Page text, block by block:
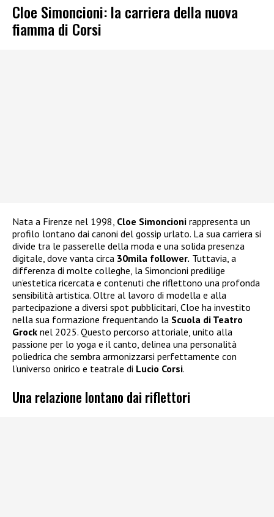
Cloe Simoncioni: la carriera della nuova
fiamma di Corsi
Nata a Firenze nel 1998, Cloe Simoncioni rappresenta un
profilo lontano dai canoni del gossip urlato. La sua carriera si
divide tra le passerelle della moda e una solida presenza
digitale, dove vanta circa 30mila follower. Tuttavia, a
differenza di molte colleghe, la Simoncioni predilige
un’estetica ricercata e contenuti che riflettono una profonda
sensibilità artistica. Oltre al lavoro di modella e alla
partecipazione a diversi spot pubblicitari, Cloe ha investito
nella sua formazione frequentando la Scuola di Teatro
Grock nel 2025. Questo percorso attoriale, unito alla
passione per lo yoga e il canto, delinea una personalità
poliedrica che sembra armonizzarsi perfettamente con
l’universo onirico e teatrale di Lucio Corsi.
Una relazione lontano dai riflettori